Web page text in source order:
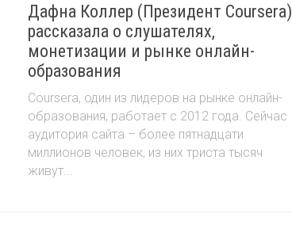
Дафна Коллер (Президент Coursera)
рассказала о слушателях,
монетизации и рынке онлайн-
образования
Coursera, один из лидеров на рынке онлайн-
образования, работает с 2012 года. Сейчас
аудитория сайта – более пятнадцати
миллионов человек, из них триста тысяч
живут...